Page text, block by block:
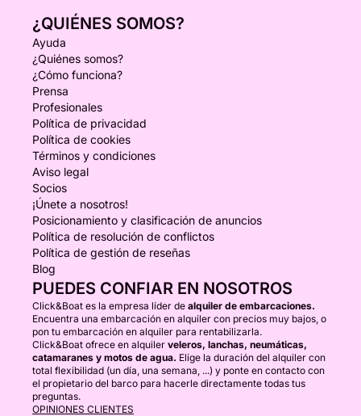
¿QUIÉNES SOMOS?
Ayuda
¿Quiénes somos?
¿Cómo funciona?
Prensa
Profesionales
Política de privacidad
Política de cookies
Términos y condiciones
Aviso legal
Socios
¡Únete a nosotros!
Posicionamiento y clasificación de anuncios
Política de resolución de conflictos
Política de gestión de reseñas
Blog
PUEDES CONFIAR EN NOSOTROS
Click&Boat es la empresa líder de alquiler de embarcaciones.
Encuentra una embarcación en alquiler con precios muy bajos, o
pon tu embarcación en alquiler para rentabilizarla.
Click&Boat ofrece en alquiler veleros, lanchas, neumáticas,
catamaranes y motos de agua. Elige la duración del alquiler con
total flexibilidad (un día, una semana, ...) y ponte en contacto con
el propietario del barco para hacerle directamente todas tus
preguntas.
OPINIONES CLIENTES